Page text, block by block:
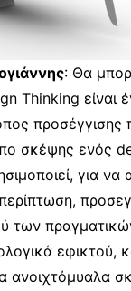
: Θα
Thinking είναι
σκέψης ενός
για να
των
εφικτού,
ανοιχτόμυαλα